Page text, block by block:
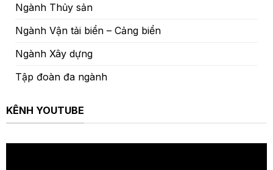
Ngành Thủy sản
Ngành Vận tải biển – Cảng biển
Ngành Xây dựng
Tập đoàn đa ngành
KÊNH YOUTUBE